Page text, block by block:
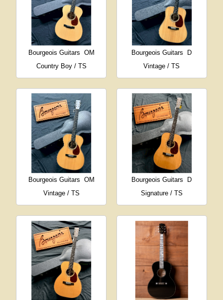
Bourgeois Guitars OM
Country Boy / TS
Bourgeois Guitars
D
Vintage / TS
Bourgeois Guitars OM
Vintage / TS
Bourgeois Guitars
D
Signature / TS